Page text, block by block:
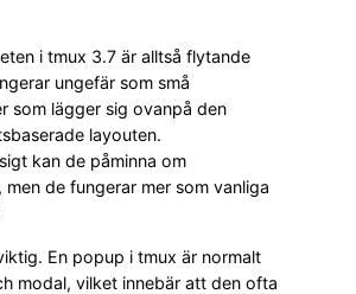
i tmux 3.7 är alltså flytande
ungefär som små
som lägger sig ovanpå den
layouten.
kan de påminna om
de fungerar mer som vanliga
En popup i tmux är normalt
modal, vilket innebär att den ofta